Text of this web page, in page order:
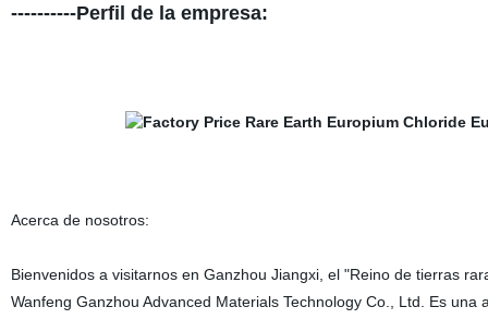
----------Perfil de la empresa:
Acerca de nosotros:
Bienvenidos a visitarnos en Ganzhou Jiangxi, el "Reino de tierras
Wanfeng Ganzhou Advanced Materials Technology Co., Ltd. Es